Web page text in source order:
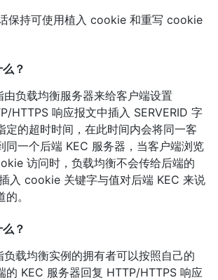
保持可使用植入 cookie 和重写 cookie
？
负载均衡服务器来给客户端设置
HTTPS 响应报文中插入 SERVERID 字
定的超时时间，在此时间内会将同一客
同一个后端 KEC 服务器，当客户端浏览
访问时，负载均衡不会传给后端的
入 cookie 关键字与值对后端 KEC 来说
。
？
载均衡实例的拥有者可以按照自己的
的 KEC 服务器回复 HTTP/HTTPS 响应